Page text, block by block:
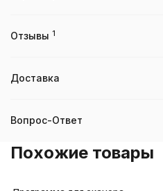
Отзывы 1
Доставка
Вопрос-Ответ
Похожие товары